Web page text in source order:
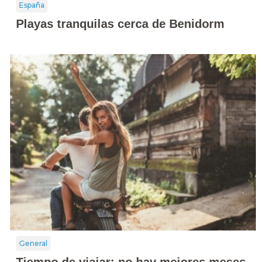
España
Playas tranquilas cerca de Benidorm
General